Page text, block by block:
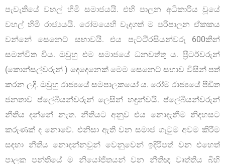
පැවැතියේ වහල් හිමි සමාජයයි. එහි පාලන අධිකාරිය වූයේ
වහල් හිමි රාජ්‍යයයි. රෝමයෙහි වැදගත් ම පරිපාලන ඒකකය
වන්නේ සෙනෙට් සභාවයි. එය පැට්ටී්‍රසියන්වරු 600කින්
සමන්විත විය. ඔවුහු එම සමාජයේ ධනවත්තු ය. ප්‍රීටර්වරුන්
(කොන්සල්වරුන් ) දෙදෙනෙක් මෙම සෙනෙට් සභාව විසින් පත්
කරන ලදී. ඔවුහු රාජ්‍යයේ සමපාලකයෝ ය. රෝම රාජ්‍යයේ පීඩිත
ජනතාව ප්ලේබියන්වරුන් ලෙසින් හඳුන්වයි. ප්ලේබියන්වරුන්
නීතිය දන්නේ නැත. නීතියට අනුව එය නොදැනීම නිදහසට
කරුණක් ද නොවේ. එනිසා ඇති වන සමාජ ගැටුම අවම කිරීම
සඳහා නීතිය නොදන්නවුන් වෙනුවෙන් ඉදිරිපත් වන එහෙත්
පාලක පන්තියේ ම නියෝජිතයන් වන නීතිඥ වෘත්තිය බිහි